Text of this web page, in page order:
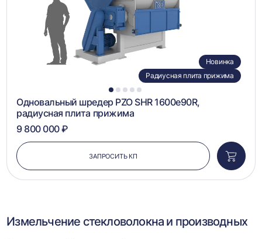
1 2 3 4 5
Новинка
Радиусная плита прижима
Одновальный шредер PZO SHR 1600e90R,
радиусная плита прижима
9 800 000 ₽
ЗАПРОСИТЬ КП
в
Измельчение стекловолокна и производных